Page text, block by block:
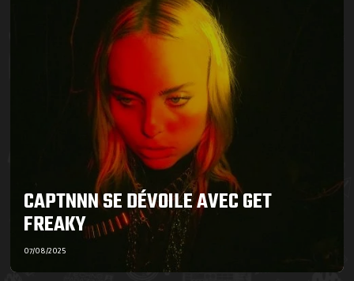
CAPTNNN SE DÉVOILE AVEC GET
FREAKY
07/08/2025